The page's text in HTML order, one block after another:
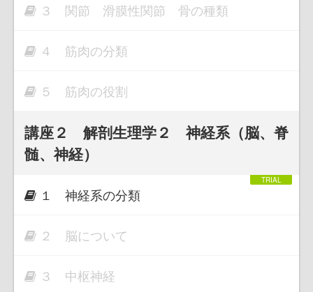
３ 関節 滑膜性関節 骨の種類
４ 筋肉の分類
５ 筋肉の役割
講座２ 解剖生理学２ 神経系（脳、脊
髄、神経）
１ 神経系の分類
２ 脳について
３ 中枢神経